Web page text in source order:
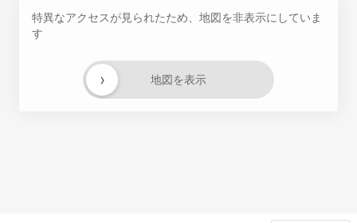
特異なアクセスが見られたため、地図を非表示にしていま
す
地図を表示
›